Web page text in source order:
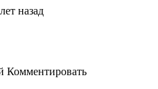
назад
Комментировать